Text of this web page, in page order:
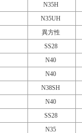
N35H
N35UH
異方性
SS28
N40
N40
N38SH
N40
SS28
N35